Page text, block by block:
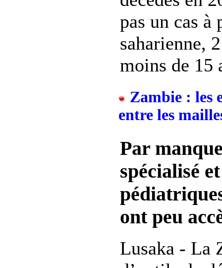
pas un cas
saharienne,
moins de 15
Zambie : les
entre les
Par
spécialisé
ont peu
Lusaka - La